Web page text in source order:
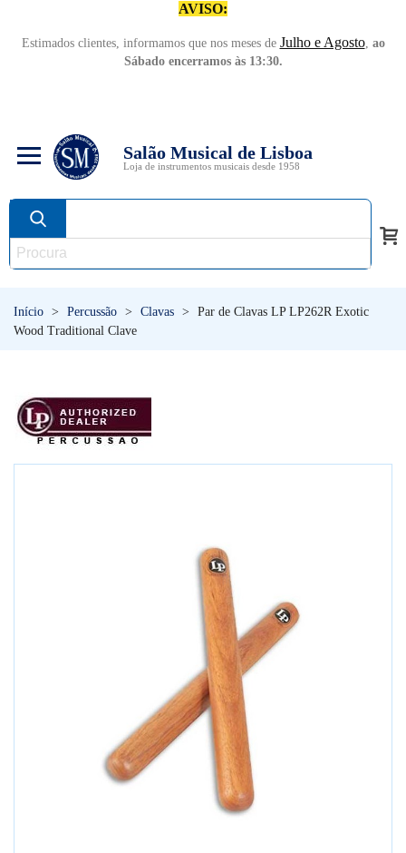
AVISO:
Estimados clientes, informamos que nos meses de Julho e Agosto, ao
Sábado encerramos às 13:30.
Salão Musical de Lisboa
Loja de instrumentos musicais desde 1958
Início > Percussão > Clavas >
Par de Clavas LP LP262R Exotic
Wood Traditional Clave